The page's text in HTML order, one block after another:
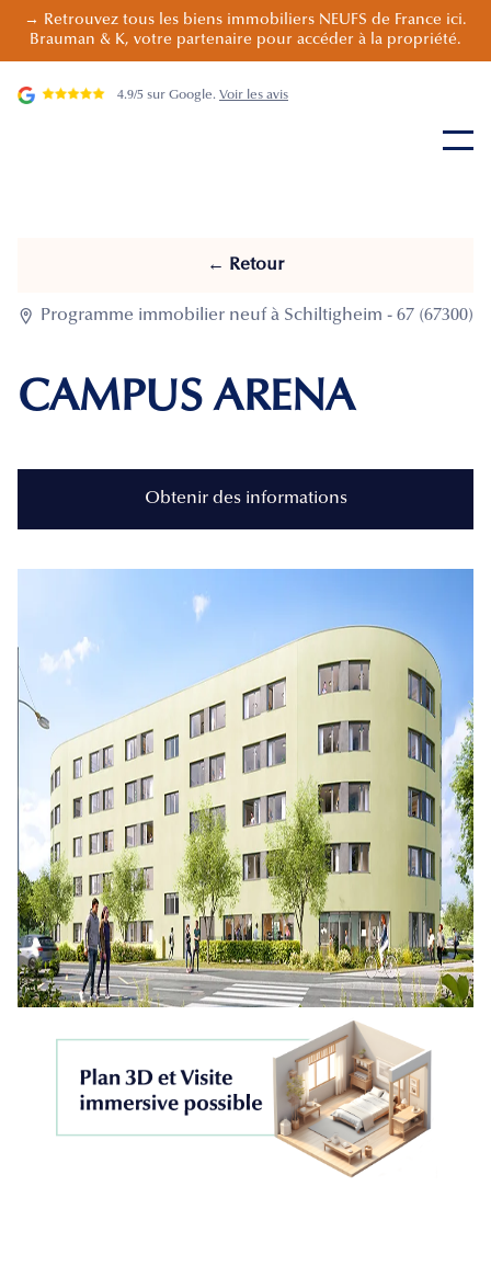
→ Retrouvez tous les biens immobiliers NEUFS de France ici.
Brauman & K, votre partenaire pour accéder à la propriété.
4.9/5 sur Google. Voir les avis
← Retour
 Programme immobilier neuf à Schiltigheim - 67 (67300)
CAMPUS ARENA
Obtenir des informations